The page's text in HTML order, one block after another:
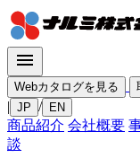
menu
Webカタログを見る
| JP / EN
商品紹介 会社概要
談